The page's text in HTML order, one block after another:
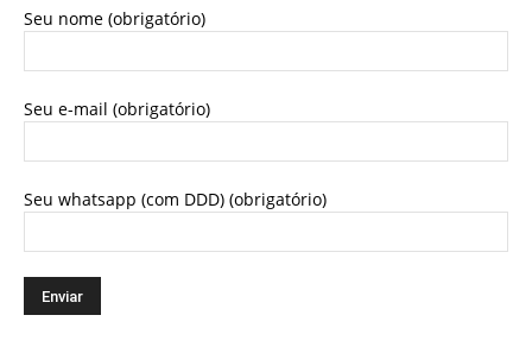
Seu nome (obrigatório)
Seu e-mail (obrigatório)
Seu whatsapp (com DDD) (obrigatório)